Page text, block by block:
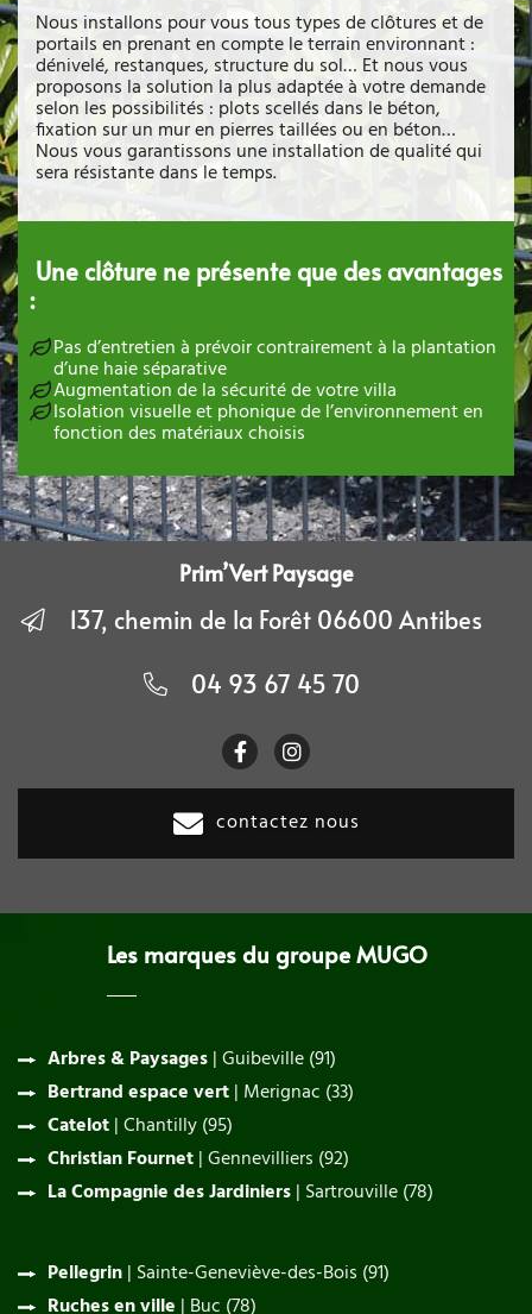
Nous installons pour vous tous types de clôtures et de
portails en prenant en compte le terrain environnant :
dénivelé, restanques, structure du sol… Et nous vous
proposons la solution la plus adaptée à votre demande
selon les possibilités : plots scellés dans le béton,
fixation sur un mur en pierres taillées ou en béton…
Nous vous garantissons une installation de qualité qui
sera résistante dans le temps.
Une clôture ne présente que des avantages
:
Pas d’entretien à prévoir contrairement à la plantation
d’une haie séparative
Augmentation de la sécurité de votre villa
Isolation visuelle et phonique de l’environnement en
fonction des matériaux choisis
Prim’Vert Paysage
137, chemin de la Forêt 06600 Antibes
04 93 67 45 70
contactez nous
Les marques du groupe MUGO
Arbres & Paysages| Guibeville (91)
Bertrand espace vert| Merignac (33)
Catelot| Chantilly (95)
Christian Fournet| Gennevilliers (92)
La Compagnie des Jardiniers| Sartrouville (78)
Pellegrin| Sainte-Geneviève-des-Bois (91)
Ruches en ville | Buc (78)